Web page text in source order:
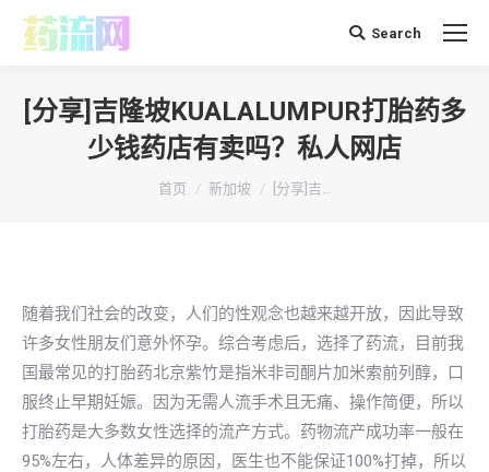
搜 Search
[分享]吉隆坡KUALALUMPUR打胎药多
少钱药店有卖吗？私人网店
你在这里：
首页 新加坡 [分享]吉…
随着我们社会的改变，人们的性观念也越来越开放，因此导致
许多女性朋友们意外怀孕。综合考虑后，选择了药流，目前我
国最常见的打胎药北京紫竹是指米非司酮片加米索前列醇，口
服终止早期妊娠。因为无需人流手术且无痛、操作简便，所以
打胎药是大多数女性选择的流产方式。药物流产成功率一般在
95%左右，人体差异的原因，医生也不能保证100%打掉，所以